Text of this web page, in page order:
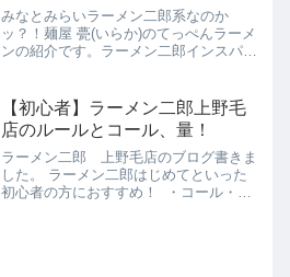
みなとみらいラーメン二郎系なのか
ッ？！麺屋 甍(いらか)のてっぺんラーメ
ンの紹介です。ラーメン二郎インスパイ
らか)てっぺんラーメン700円2.みなとみ
らいラーメン二...
【初心者】ラーメン二郎上野毛
店のルールとコール、量！
ラーメン二郎 上野毛店のブログ書きま
した。 ラーメン二郎はじめてといった
初心者の方におすすめ！ ・コール・ル